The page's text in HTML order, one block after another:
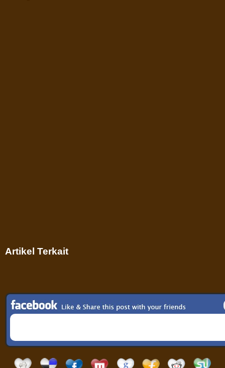
Artikel Terkait